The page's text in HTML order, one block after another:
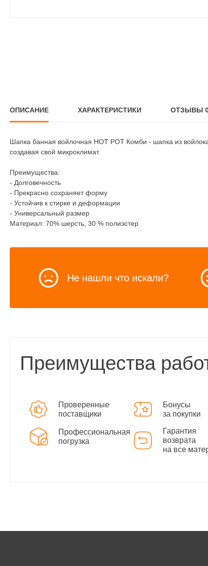
ОПИСАНИЕ ХАРАКТЕРИСТИКИ ОТЗЫВЫ
Шапка банная войлочная HOT POT Комби - шапка из
создавая свой микроклимат.
Преимущества:
- Долговечность
- Прекрасно сохраняет форму
- Устойчив к стирке и деформации
- Универсальный размер
Материал: 70% шерсть, 30 % полиэстер
Не нашли что искали?
Преимущества
Проверенные
поставщики
Бонусы
за покупки
Профессиональная
погрузка
Гарантия
возврата
на все